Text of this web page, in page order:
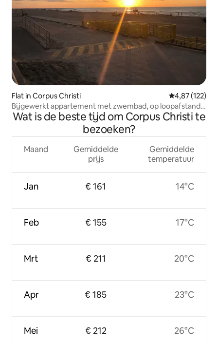
Flat in Corpus Christi Gemiddelde
4,87 (122)
Bijgewerkt appartement met zwembad, op loopafstand
van het strand
Wat is de beste tijd om Corpus Christi te
bezoeken?
Maand
Jan
Feb
Mrt
Apr
Mei
Gemiddelde
prijs
€ 161
€ 155
€ 211
€ 185
€ 212
Gemiddelde
temperatuur
14°C
17°C
20°C
23°C
26°C